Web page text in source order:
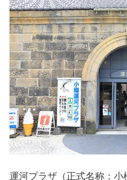
運河プラザ（正式名称：